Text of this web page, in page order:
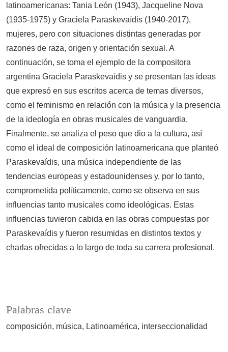
Palabras clave
composición música Latinoamérica interseccionalidad
latinoamericanas: Tania León (1943), Jacqueline Nova
(1935-1975) y Graciela Paraskevaídis (1940-2017),
mujeres, pero con situaciones distintas generadas por
razones de raza, origen y orientación sexual. A
continuación, se toma el ejemplo de la compositora
argentina Graciela Paraskevaídis y se presentan las ideas
que expresó en sus escritos acerca de temas diversos,
como el feminismo en relación con la música y la presencia
de la ideología en obras musicales de vanguardia.
Finalmente, se analiza el peso que dio a la cultura, así
como el ideal de composición latinoamericana que planteó
Paraskevaídis, una música independiente de las
tendencias europeas y estadounidenses y, por lo tanto,
comprometida políticamente, como se observa en sus
influencias tanto musicales como ideológicas. Estas
influencias tuvieron cabida en las obras compuestas por
Paraskevaídis y fueron resumidas en distintos textos y
charlas ofrecidas a lo largo de toda su carrera profesional.